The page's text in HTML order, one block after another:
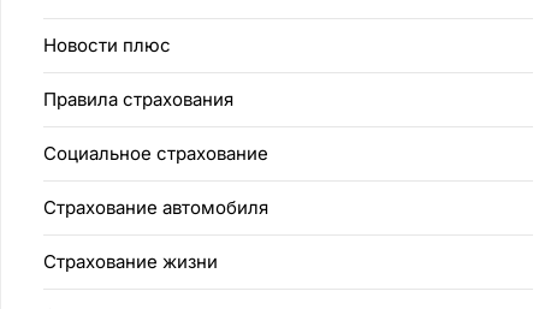
Новости плюс
Правила страхования
Социальное страхование
Страхование автомобиля
Страхование жизни